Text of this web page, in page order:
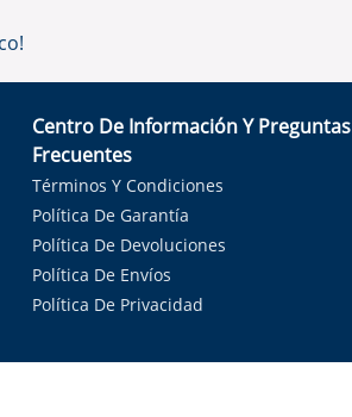
Centro De Información Y Preguntas
Frecuentes
Términos Y Condiciones
Política De Garantía
Política De Devoluciones
Política De Envíos
Política De Privacidad